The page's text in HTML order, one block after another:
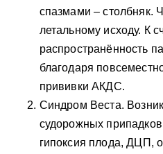
спазмами – столбняк.
летальному исходу. К
распространённость
благодаря
прививки АКДС.
Синдром Веста.
судорожных
гипоксия плода, ДЦП,